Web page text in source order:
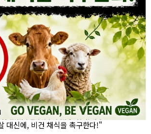
대신에, 비건 채식을 촉구한다!"